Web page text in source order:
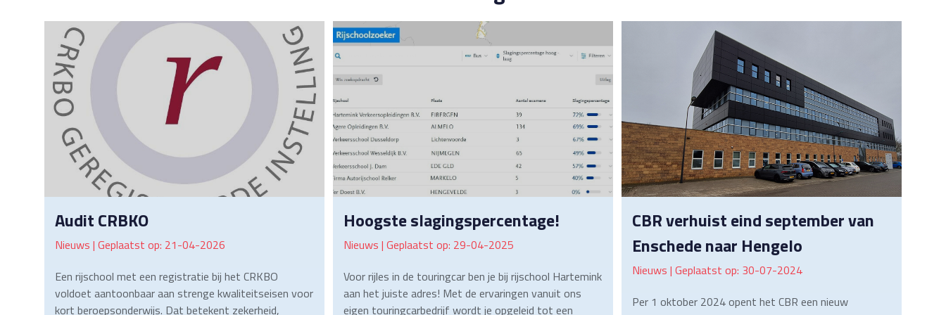
Audit CRBKO
Nieuws | Geplaatst op: 21-04-2026
Een rijschool met een registratie bij het CRKBO
voldoet aantoonbaar aan strenge kwaliteitseisen voor
kort beroepsonderwijs. Dat betekent zekerheid,
Hoogste slagingspercentage!
Nieuws | Geplaatst op: 29-04-2025
Voor rijles in de touringcar ben je bij rijschool Hartemink
aan het juiste adres! Met de ervaringen vanuit ons
eigen touringcarbedrijf wordt je opgeleid tot een
CBR verhuist eind september van
Enschede naar Hengelo
Nieuws | Geplaatst op: 30-07-2024
Per 1 oktober 2024 opent het CBR een nieuw